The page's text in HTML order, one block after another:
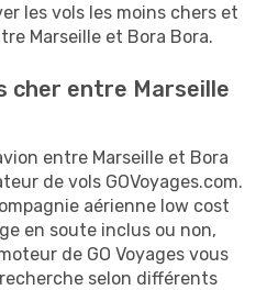
les vols les moins chers et
Marseille et Bora Bora.
cher entre Marseille
entre Marseille et Bora
de vols GOVoyages.com.
aérienne low cost
en soute inclus ou non,
de GO Voyages vous
selon différents